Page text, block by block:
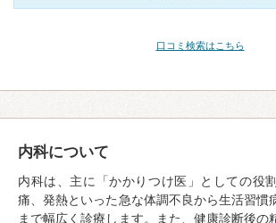
口コミ検索はこちら
内科について
内科は、主に「かかりつけ医」としての役
痛、発熱といった急な体調不良から生活習慣
まで幅広く診療します。また、健康診断後の